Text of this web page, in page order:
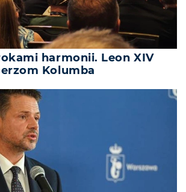
harmonii. Leon XIV
Kolumba